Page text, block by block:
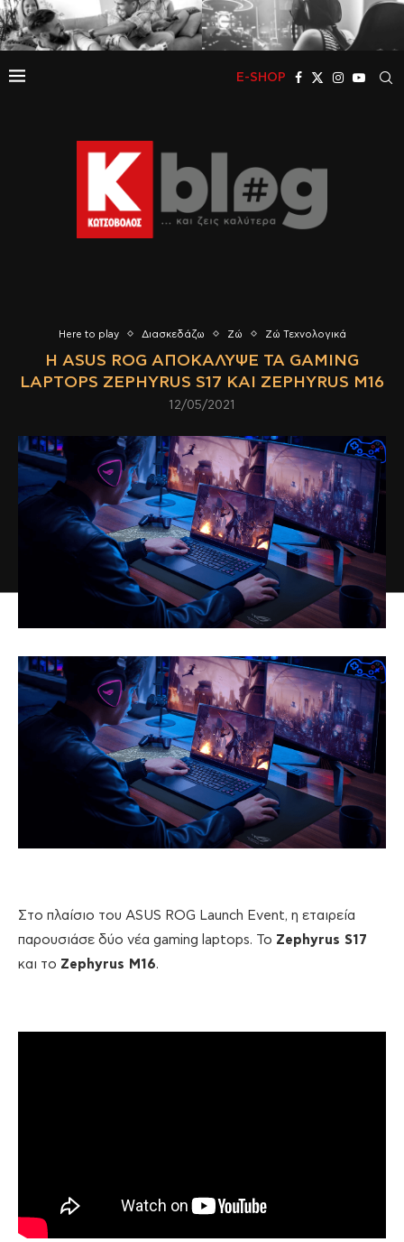
E-SHOP
Here to play Διασκεδάζω Ζώ Ζώ Τεχνολογικά
Η ASUS ROG ΑΠΟΚΆΛΥΨΕ ΤΑ GAMING
LAPTOPS ZEPHYRUS S17 ΚΑΙ ZEPHYRUS M16
12/05/2021
Στο πλαίσιο του ASUS ROG Launch Event, η εταιρεία
παρουσιάσε δύο νέα gaming laptops. Το Zephyrus S17
και το Zephyrus M16.